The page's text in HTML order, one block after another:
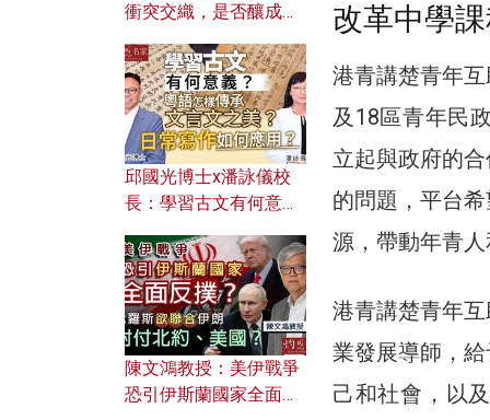
改革中學
港青講楚青年
及18區青年民
立起與政府的
的問題，平台
源，帶動年青
港青講楚青年
業發展導師，
己和社會，以
衝突交織，是否釀成世
風險攻擊美軍，背後有
何盤算？
邱國光博士x潘詠儀校
長：學習古文有何意
文之美？ 日常寫作如何
應用？
陳文鴻教授：美伊戰爭
恐引伊斯蘭國家全面反